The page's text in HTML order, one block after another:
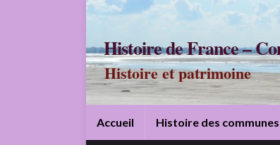
Histoire de France –
Histoire et patrimoine
Accueil Histoire des communes